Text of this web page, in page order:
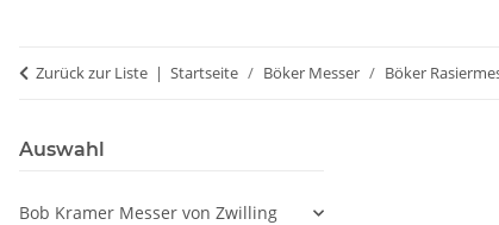
Zurück zur Liste Startseite Böker Messer Böker
Auswahl
Bob Kramer Messer von Zwilling